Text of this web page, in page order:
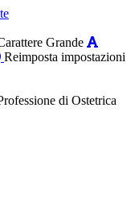
Grande
Reimposta impostazioni
di Ostetrica